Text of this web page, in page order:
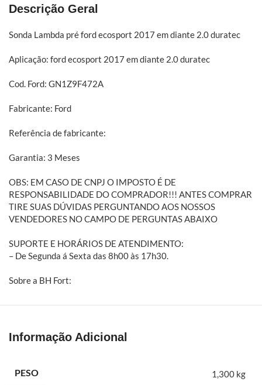
Descrição Geral
Sonda Lambda pré ford ecosport 2017 em diante 2.0 duratec
Aplicação: ford ecosport 2017 em diante 2.0 duratec
Cod. Ford: GN1Z9F472A
Fabricante: Ford
Referência de fabricante:
Garantia: 3 Meses
OBS: EM CASO DE CNPJ O IMPOSTO É DE
RESPONSABILIDADE DO COMPRADOR!!! ANTES COMPRAR
TIRE SUAS DÚVIDAS PERGUNTANDO AOS NOSSOS
VENDEDORES NO CAMPO DE PERGUNTAS ABAIXO
SUPORTE E HORÁRIOS DE ATENDIMENTO:
– De Segunda á Sexta das 8h00 às 17h30.
Sobre a BH Fort:
suprir uma carência muito grande no mercado de autopeças
especialista em peças automotivas para veículos leves, médios
Informação Adicional
PESO 1,300 kg